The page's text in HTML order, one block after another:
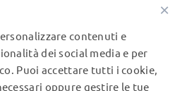
×
contenuti e
dei social media e per
Puoi accettare tutti i cookie,
oppure gestire le tue